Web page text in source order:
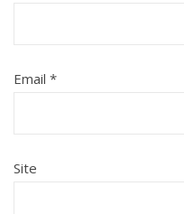
Email *
Site